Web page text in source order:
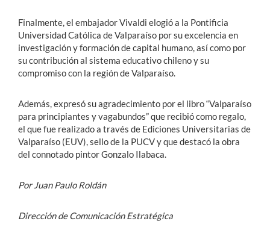
Finalmente, el embajador Vivaldi elogió a la Pontificia
Universidad Católica de Valparaíso por su excelencia en
investigación y formación de capital humano, así como por
su contribución al sistema educativo chileno y su
compromiso con la región de Valparaíso.
Además, expresó su agradecimiento por el libro “Valparaíso
para principiantes y vagabundos” que recibió como regalo,
el que fue realizado a través de Ediciones Universitarias de
Valparaíso (EUV), sello de la PUCV y que destacó la obra
del connotado pintor Gonzalo Ilabaca.
Por Juan Paulo Roldán
Dirección de Comunicación Estratégica